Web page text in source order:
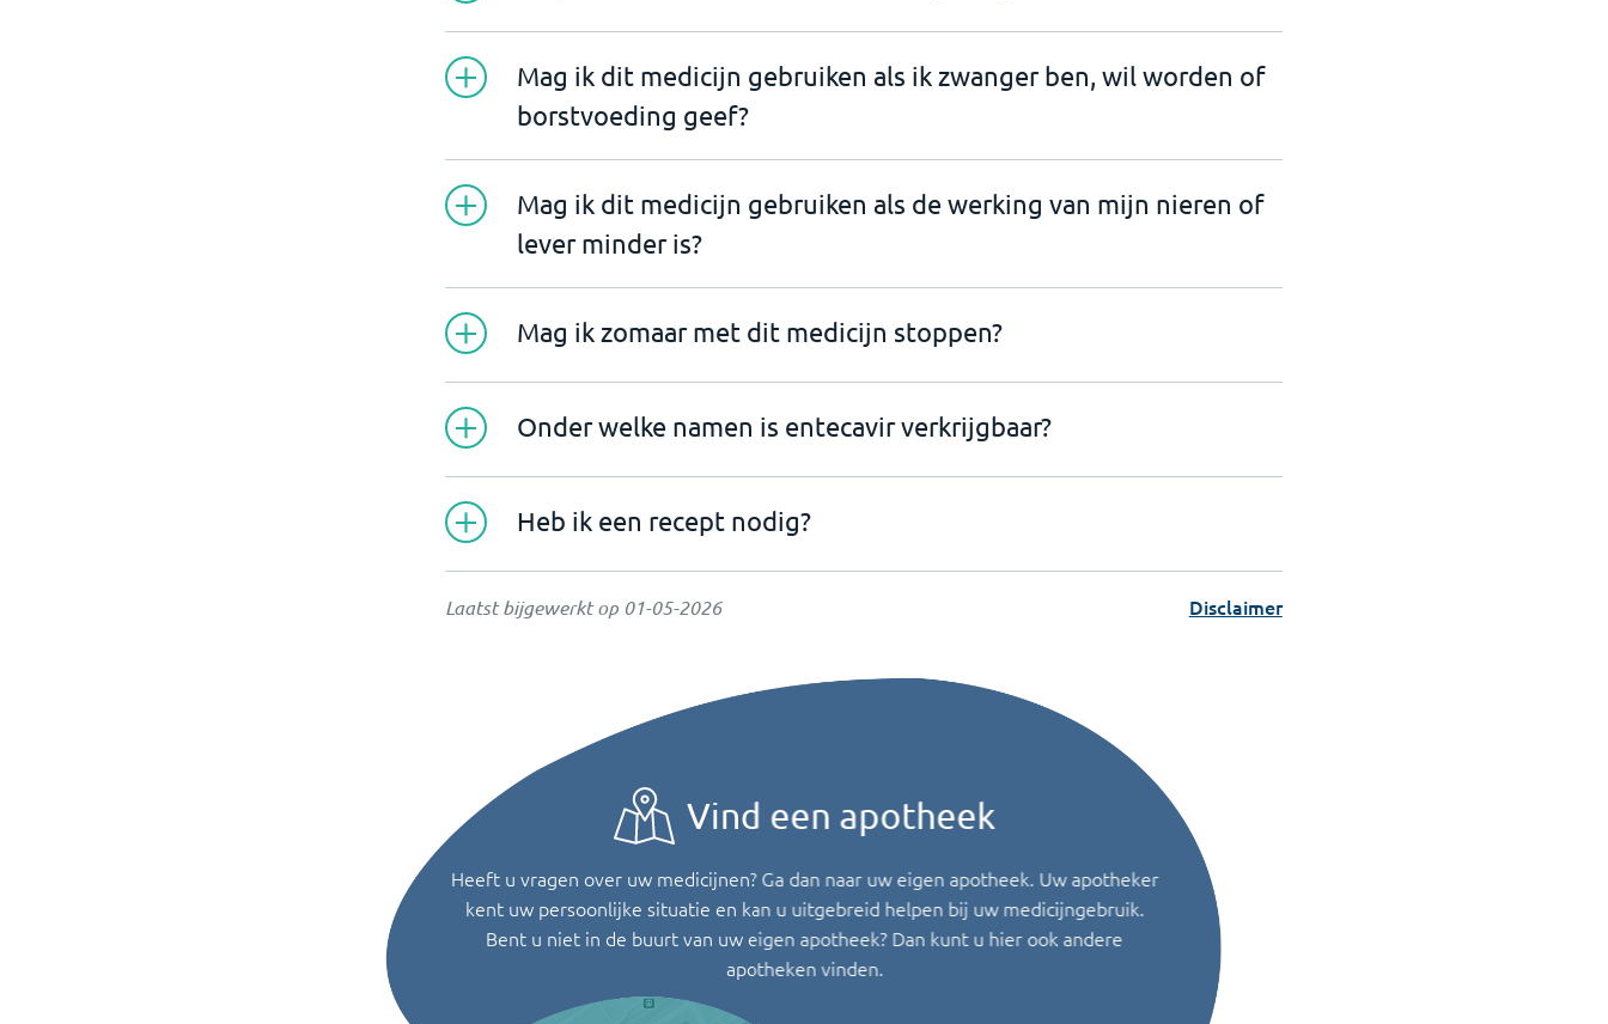
Mag ik dit medicijn gebruiken als ik zwanger ben, wil worden of
borstvoeding geef?
Mag ik dit medicijn gebruiken als de werking van mijn nieren of
lever minder is?
Mag ik zomaar met dit medicijn stoppen?
Onder welke namen is entecavir verkrijgbaar?
Heb ik een recept nodig?
Laatst bijgewerkt op 01-05-2026 Disclaimer
Vind een apotheek
Heeft u vragen over uw medicijnen? Ga dan naar uw eigen apotheek. Uw apotheker
kent uw persoonlijke situatie en kan u uitgebreid helpen bij uw medicijngebruik.
Bent u niet in de buurt van uw eigen apotheek? Dan kunt u hier ook andere
apotheken vinden.